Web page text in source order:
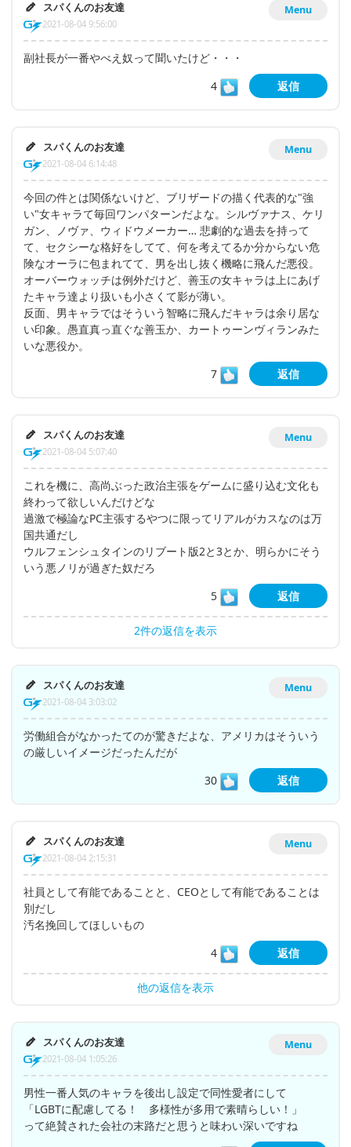
Menu
スパくんのお友達
2021-08-04 9:56:00
副社長が一番やべえ奴って聞いたけど・・・
4
返信
Menu
スパくんのお友達
2021-08-04 6:14:48
今回の件とは関係ないけど、ブリザードの描く代表的な"強
い"女キャラて毎回ワンパターンだよな。シルヴァナス、ケリ
ガン、ノヴァ、ウィドウメーカー… 悲劇的な過去を持って
て、セクシーな格好をしてて、何を考えてるか分からない危
険なオーラに包まれてて、男を出し抜く機略に飛んだ悪役。
オーバーウォッチは例外だけど、善玉の女キャラは上にあげ
たキャラ達より扱いも小さくて影が薄い。
反面、男キャラではそういう智略に飛んだキャラは余り居な
い印象。愚直真っ直ぐな善玉か、カートゥーンヴィランみた
いな悪役か。
7
返信
Menu
スパくんのお友達
2021-08-04 5:07:40
これを機に、高尚ぶった政治主張をゲームに盛り込む文化も
終わって欲しいんだけどな
過激で極論なPC主張するやつに限ってリアルがカスなのは万
国共通だし
ウルフェンシュタインのリブート版2と3とか、明らかにそう
いう悪ノリが過ぎた奴だろ
5
返信
2件の返信を表示
Menu
スパくんのお友達
2021-08-04 3:03:02
労働組合がなかったてのが驚きだよな、アメリカはそういう
の厳しいイメージだったんだが
30
返信
Menu
スパくんのお友達
2021-08-04 2:15:31
社員として有能であることと、CEOとして有能であることは
別だし
汚名挽回してほしいもの
4
返信
他の返信を表示
Menu
スパくんのお友達
2021-08-04 1:05:26
男性一番人気のキャラを後出し設定で同性愛者にして
「LGBTに配慮してる！ 多様性が多用で素晴らしい！」
って絶賛された会社の末路だと思うと味わい深いですね